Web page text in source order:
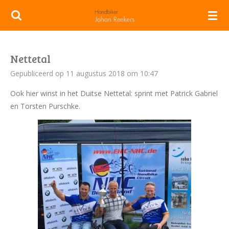
Ga
hoofdinhoud
Nettetal
Gepubliceerd op 11 augustus 2018 om 10:47
Ook hier winst in het Duitse Nettetal: sprint met Patrick Gabriel
en Torsten Purschke.